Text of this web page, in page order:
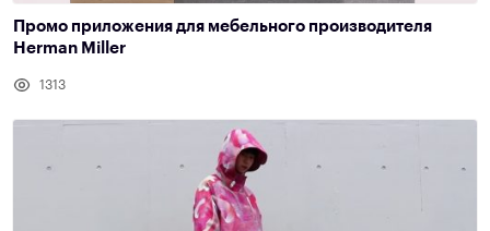
Промо приложения для мебельного производителя
Herman Miller
1313